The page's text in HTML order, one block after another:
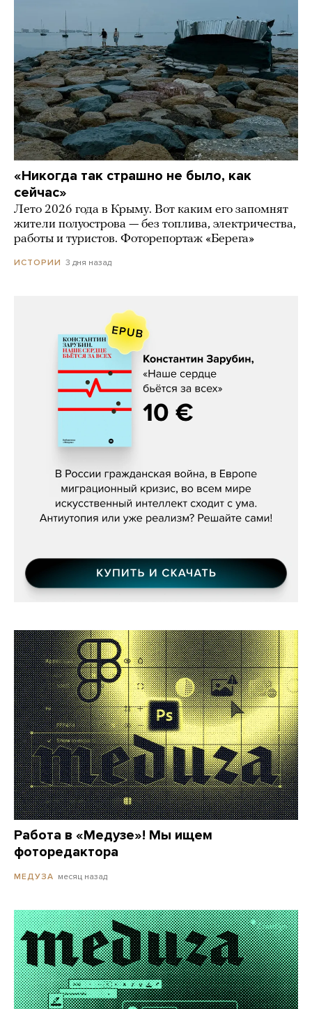
«Никогда так страшно не было, как
сейчас»
Лето 2026 года в Крыму. Вот каким его запомнят
жители полуострова — без топлива, электричества,
работы и туристов. Фоторепортаж «Берега»
ИСТОРИИ 3 дня назад
Константин Зарубин, «Наше сердце
Работа в «Медузе»! Мы ищем
фоторедактора
МЕДУЗА месяц назад